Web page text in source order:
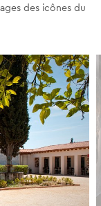
des icônes du